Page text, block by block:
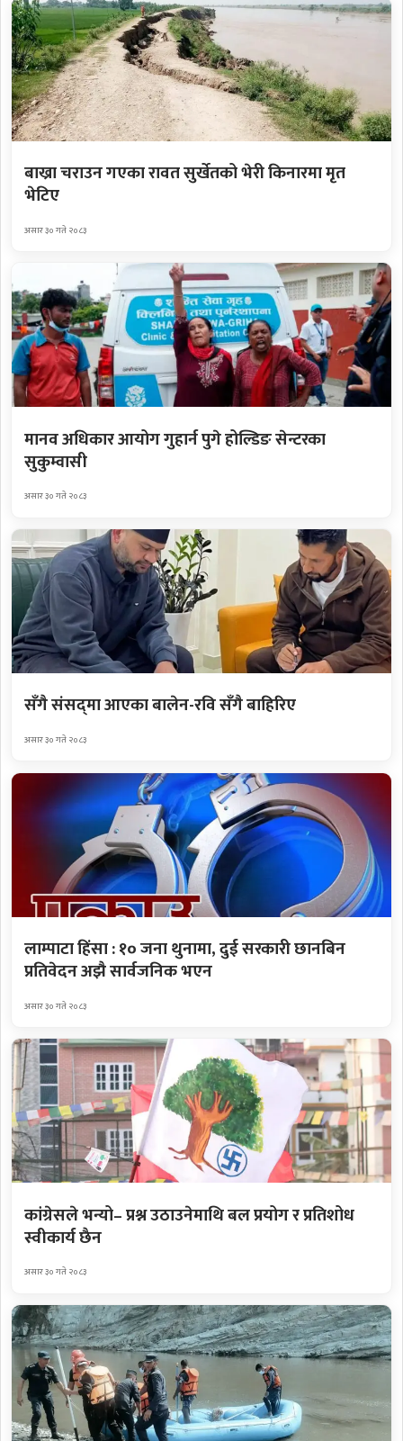
बाख्रा चराउन गएका रावत सुर्खेतको भेरी किनारमा मृत
भेटिए
असार ३० गते २०८३
मानव अधिकार आयोग गुहार्न पुगे होल्डिङ सेन्टरका
सुकुम्वासी
असार ३० गते २०८३
सँगै संसद्‌मा आएका बालेन-रवि सँगै बाहिरिए
असार ३० गते २०८३
लाम्पाटा हिंसा : १० जना थुनामा, दुई सरकारी छानबिन
प्रतिवेदन अझै सार्वजनिक भएन
असार ३० गते २०८३
कांग्रेसले भन्यो– प्रश्न उठाउनेमाथि बल प्रयोग र प्रतिशोध
स्वीकार्य छैन
असार ३० गते २०८३